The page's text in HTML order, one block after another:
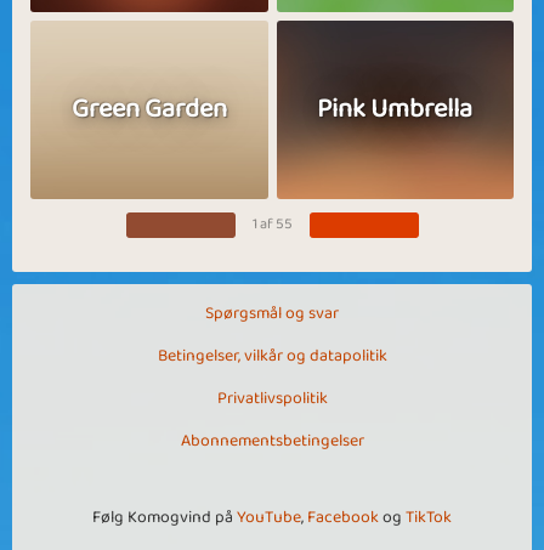
Green Garden Pink Umbrella
1 af 55
Spørgsmål og svar
Betingelser, vilkår og datapolitik
Privatlivspolitik
Abonnementsbetingelser
Følg Komogvind påYouTube,FacebookogTikTok